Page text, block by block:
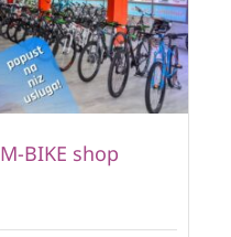
M-BIKE shop